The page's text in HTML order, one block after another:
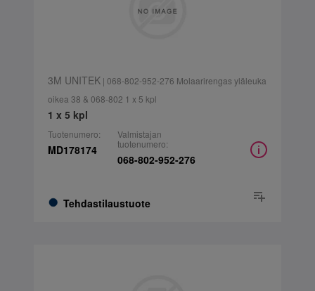
3M UNITEK| 068-802-952-276 Molaarirengas yläleuka
oikea 38 & 068-802 1 x 5 kpl
1 x 5 kpl
Tuotenumero:
MD178174
Tehdastilaustuote
Valmistajan
tuotenumero:
068-802-952-276